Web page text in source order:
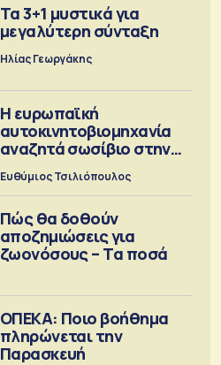
Τα 3+1 μυστικά για
μεγαλύτερη σύνταξη
Ηλίας Γεωργάκης
Η ευρωπαϊκή
αυτοκινητοβιομηχανία
αναζητά σωσίβιο στην
Κίνα
Ευθύμιος Τσιλιόπουλος
Πώς θα δοθούν
αποζημιώσεις για
ζωονόσους – Τα ποσά
ΟΠΕΚΑ: Ποιο βοήθημα
πληρώνεται την
Παρασκευή